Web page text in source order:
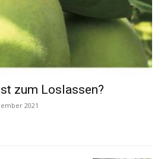
zum Loslassen?
2021